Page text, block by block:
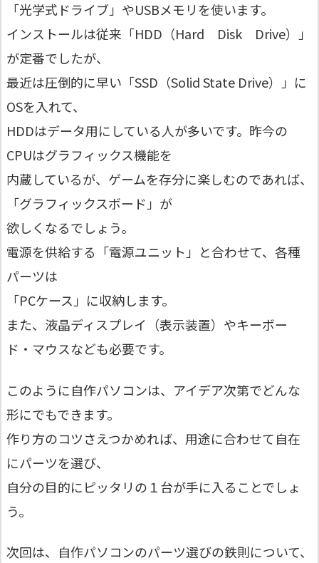
「光学式ドライブ」やUSBメモリを使います。
インストールは従来「HDD（Hard Disk Drive）」
が定番でしたが、
最近は圧倒的に早い「SSD（Solid State Drive）」に
OSを入れて、
HDDはデータ用にしている人が多いです。昨今の
CPUはグラフィックス機能を
内蔵しているが、ゲームを存分に楽しむのであれば、
「グラフィックスボード」が
欲しくなるでしょう。
電源を供給する「電源ユニット」と合わせて、各種
パーツは
「PCケース」に収納します。
また、液晶ディスプレイ（表示装置）やキーボー
ド・マウスなども必要です。
このように自作パソコンは、アイデア次第でどんな
形にでもできます。
作り方のコツさえつかめれば、用途に合わせて自在
にパーツを選び、
自分の目的にピッタリの１台が手に入ることでしょ
う。
次回は、自作パソコンのパーツ選びの鉄則について、